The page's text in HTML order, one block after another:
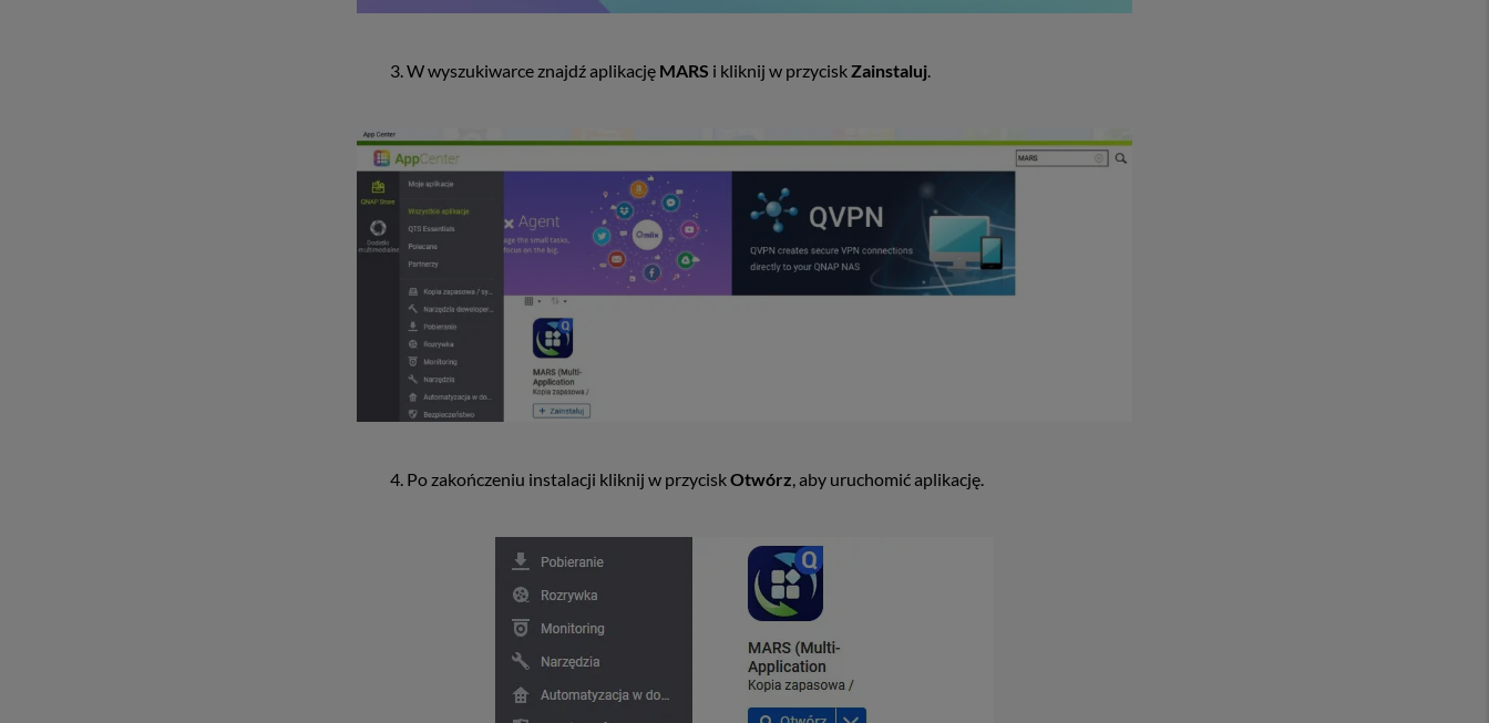
3. W wyszukiwarce znajdź aplikację MARS i kliknij w przyciskZainstaluj.
4. Po zakończeniu instalacji kliknij w przyciskOtwórz , aby uruchomić aplikację.